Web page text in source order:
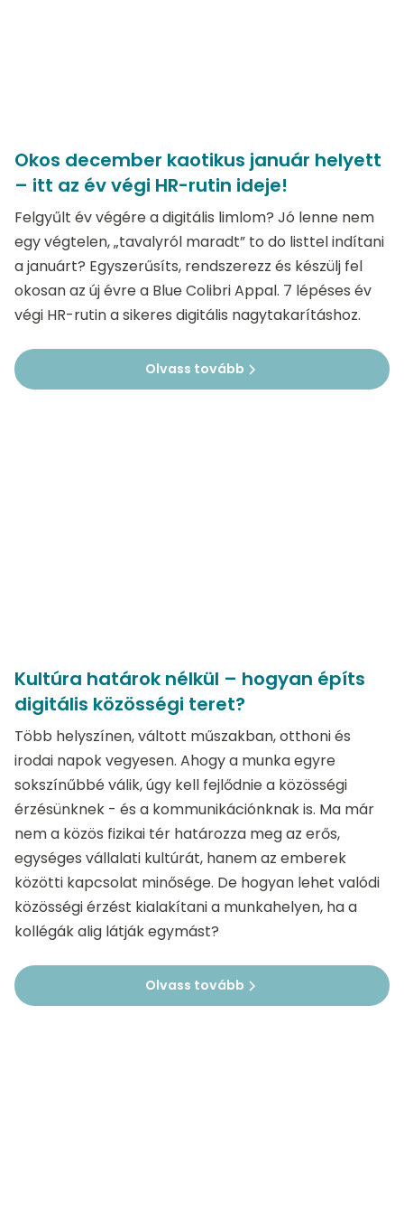
Okos december kaotikus január helyett
– itt az év végi HR-rutin ideje!
Felgyűlt év végére a digitális limlom? Jó lenne nem
egy végtelen, „tavalyról maradt” to do listtel indítani
a januárt? Egyszerűsíts, rendszerezz és készülj fel
okosan az új évre a Blue Colibri Appal. 7 lépéses év
végi HR-rutin a sikeres digitális nagytakarításhoz.
Olvass tovább
Kultúra határok nélkül – hogyan építs
digitális közösségi teret?
Több helyszínen, váltott műszakban, otthoni és
irodai napok vegyesen. Ahogy a munka egyre
sokszínűbbé válik, úgy kell fejlődnie a közösségi
érzésünknek - és a kommunikációnknak is. Ma már
nem a közös fizikai tér határozza meg az erős,
egységes vállalati kultúrát, hanem az emberek
közötti kapcsolat minősége. De hogyan lehet valódi
közösségi érzést kialakítani a munkahelyen, ha a
kollégák alig látják egymást?
Olvass tovább